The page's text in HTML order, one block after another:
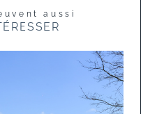
aussi